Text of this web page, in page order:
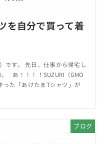
を自分で買って着
です。 先日、仕事から帰宅し
あ！！！！SUZURI（GMO
た「あけたまTシャツ」が
ブログ